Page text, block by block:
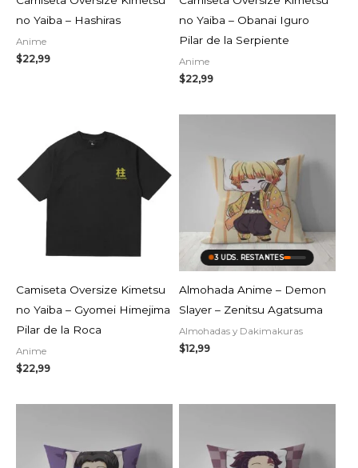
no Yaiba – Hashiras
Anime
$22,99
no Yaiba – Obanai Iguro
Pilar de la Serpiente
Anime
$22,99
Camiseta Oversize Kimetsu
no Yaiba – Gyomei Himejima
Pilar de la Roca
Anime
$22,99
3 UDS. RESTANTES
Almohada Anime – Demon
Slayer – Zenitsu Agatsuma
Almohadas y Dakimakuras
$12,99